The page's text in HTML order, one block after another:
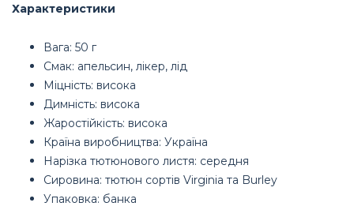
Характеристики
Вага: 50 г
Смак: апельсин, лікер, лід
Міцність: висока
Димність: висока
Жаростійкість: висока
Країна виробництва: Україна
Нарізка тютюнового листя: середня
Сировина: тютюн сортів Virginia та Burley
Упаковка: банка